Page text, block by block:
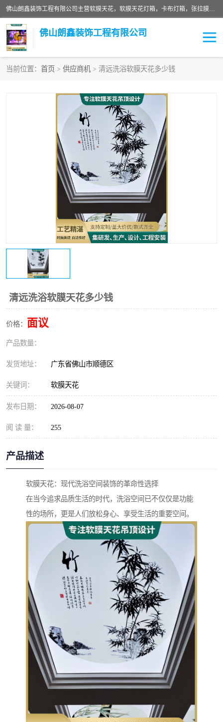
佛山朗鑫装饰工程有限公司主营软膜天花，软膜天花灯箱，卡布灯箱，张拉膜等产品，价格实惠，支持定制；公司专业装饰铺面，家居，会展特装，软膜等工程，技能精良人员，安装快、价格合理，质量保证、热诚与各方有识人士合作，欢迎新老客户来电咨询。
佛山朗鑫装饰工程有限公司
当前位置： 首页 > 供应商机 > 清远洗浴软膜天花多少钱
清远洗浴软膜天花多少钱
价格： 面议
产品数量：
发货地址： 广东省佛山市顺德区
关键词： 软膜天花
发布日期： 2026-08-07
阅 读 量： 255
产品描述
软膜天花：现代洗浴空间装饰的革命性选择
在当今追求品质生活的时代，洗浴空间已不仅仅是功能
性的场所，更是人们放松身心、享受生活的重要空间。
软膜吊顶